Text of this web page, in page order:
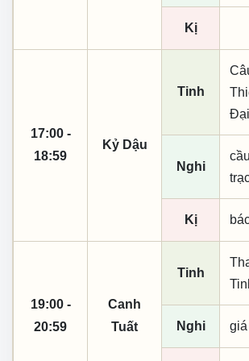
Kị
17:00 -
18:59
Kỷ Dậu
Tinh
Nghi
Kị
19:00 -
20:59
Canh
Tuất
Tinh
Nghi